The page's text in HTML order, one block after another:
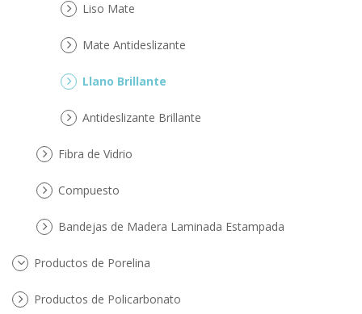
Liso Mate
Mate Antideslizante
Llano Brillante
Antideslizante Brillante
Fibra de Vidrio
Compuesto
Bandejas de Madera Laminada Estampada
Productos de Porelina
Productos de Policarbonato